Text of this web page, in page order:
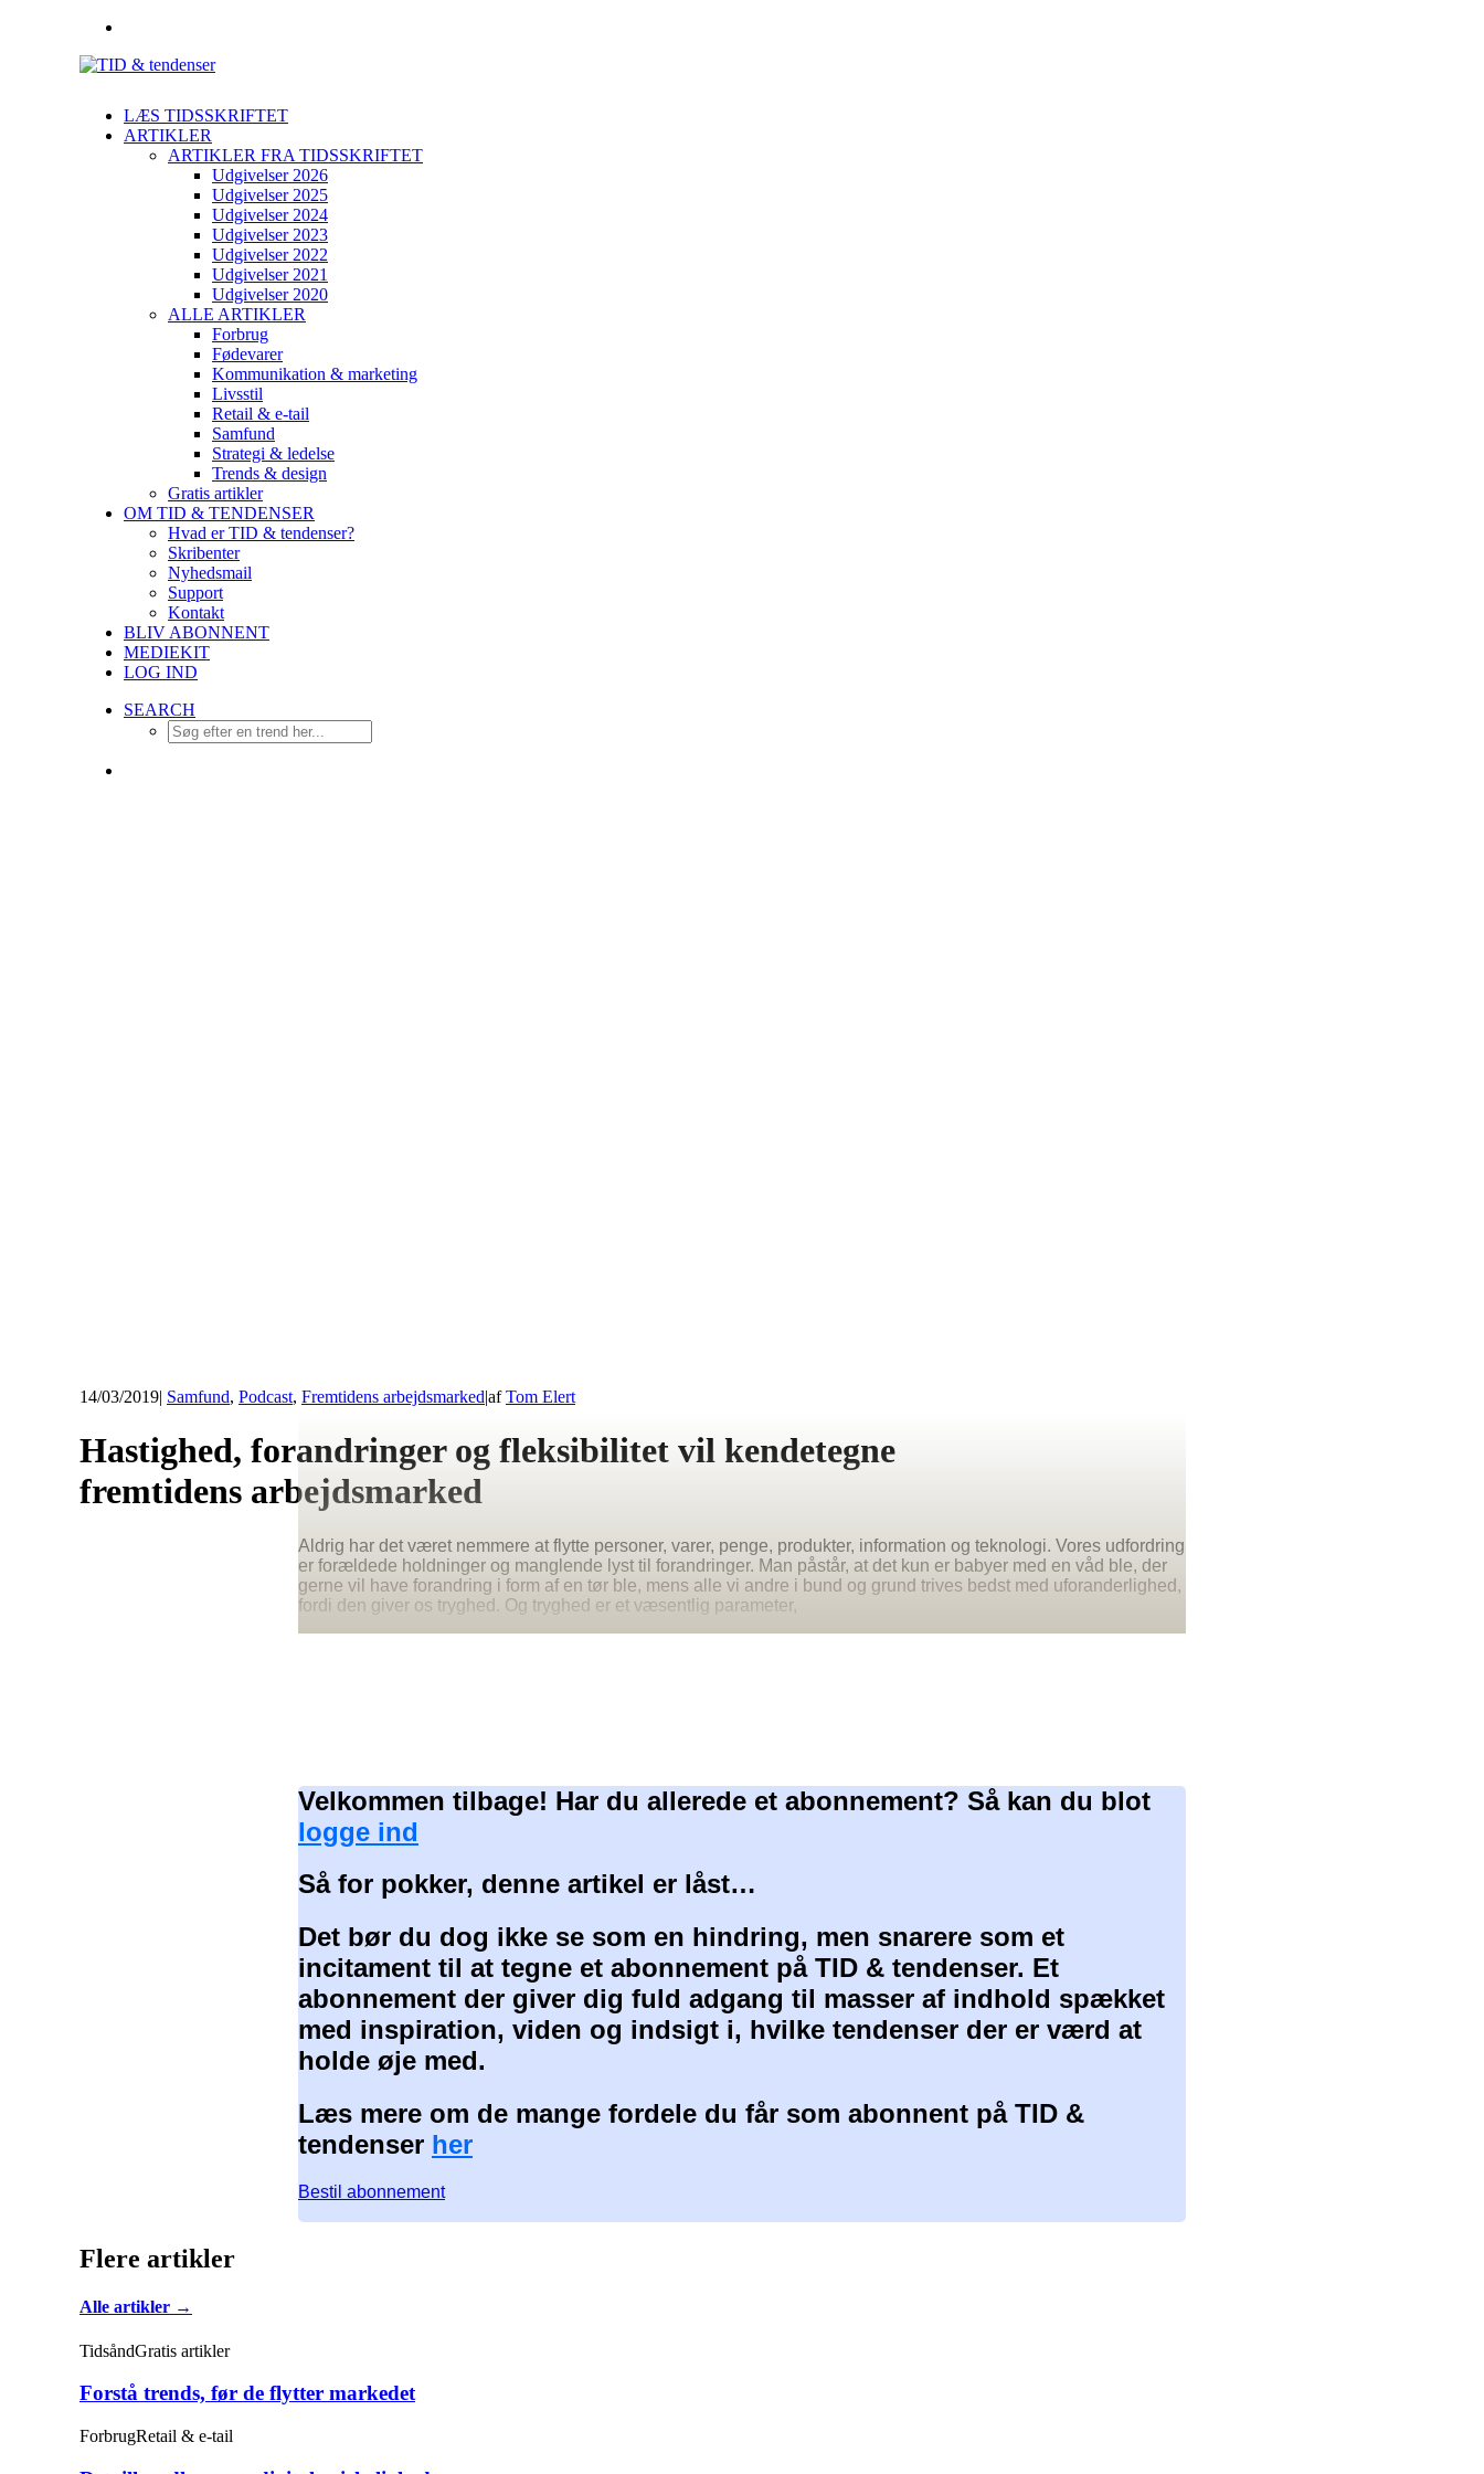
LÆS TIDSSKRIFTET
ARTIKLER
ARTIKLER FRA TIDSSKRIFTET
Udgivelser 2026
Udgivelser 2025
Udgivelser 2024
Udgivelser 2023
Udgivelser 2022
Udgivelser 2021
Udgivelser 2020
ALLE ARTIKLER
Forbrug
Fødevarer
Kommunikation & marketing
Livsstil
Retail & e-tail
Samfund
Strategi & ledelse
Trends & design
Gratis artikler
OM TID & TENDENSER
Hvad er TID & tendenser?
Skribenter
Nyhedsmail
Support
Kontakt
BLIV ABONNENT
MEDIEKIT
LOG IND
SEARCH
14/03/2019| Samfund, Podcast, Fremtidens arbejdsmarked|afTom Elert
Hastighed, forandringer og fleksibilitet vil kendetegne
fremtidens arbejdsmarked
Aldrig har det været nemmere at flytte personer, varer, penge, produkter, information og teknologi. Vores udfordring
er forældede holdninger og manglende lyst til forandringer. Man påstår, at det kun er babyer med en våd ble, der
gerne vil have forandring i form af en tør ble, mens alle vi andre i bund og grund trives bedst med uforanderlighed,
fordi den giver os tryghed. Og tryghed er et væsentlig parameter,
Velkommen tilbage! Har du allerede et abonnement? Så kan du blot
logge ind
Så for pokker, denne artikel er låst…
Det bør du dog ikke se som en hindring, men snarere som et
incitament til at tegne et abonnement på TID & tendenser. Et
abonnement der giver dig fuld adgang til masser af indhold spækket
med inspiration, viden og indsigt i, hvilke tendenser der er værd at
holde øje med.
Læs mere om de mange fordele du får som abonnent på TID &
tendenser her
Bestil abonnement
Flere artikler
Alle artikler →
TidsåndGratis artikler
Forstå trends, før de flytter markedet
ForbrugRetail & e-tail